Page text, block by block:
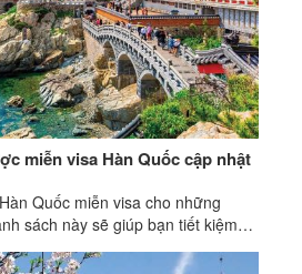
miễn visa Hàn Quốc cập nhật
Quốc miễn visa cho những
sách này sẽ giúp bạn tiết kiệm